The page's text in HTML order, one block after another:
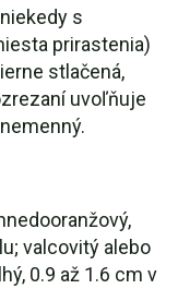
s
prirastenia)
stlačená,
uvoľňuje
valcovitý alebo
0.9 až 1.6 cm v